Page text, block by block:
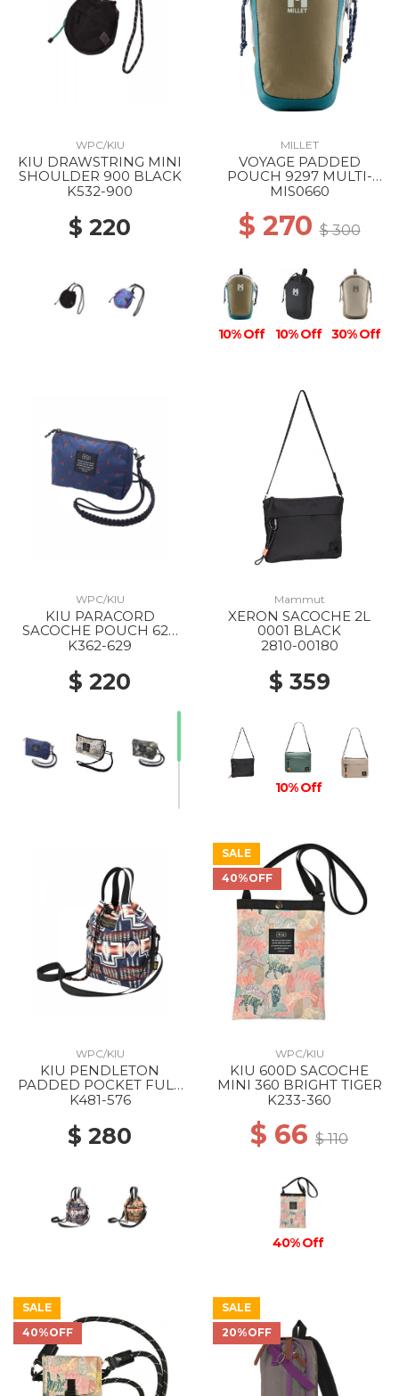
WPC/KIU
KIU DRAWSTRING MINI
SHOULDER 900 BLACK
K532-900
$ 220
MILLET
VOYAGE PADDED
POUCH 9297 MULTI-
DORITE
MIS0660
$ 270$ 300
10% Off 10% Off 30% Off
WPC/KIU
KIU PARACORD
SACOCHE POUCH 629
ROSE
K362-629
$ 220
Mammut
XERON SACOCHE 2L
0001 BLACK
2810-00180
$ 359
10% Off
WPC/KIU
KIU PENDLETON
PADDED POCKET FULL
MINI BAG 576 HARDING
K481-576
$ 280
SALE
40%OFF
WPC/KIU
KIU 600D SACOCHE
MINI 360 BRIGHT TIGER
K233-360
$ 66 $ 110
40% Off
SALE
40%OFF
SALE
20%OFF